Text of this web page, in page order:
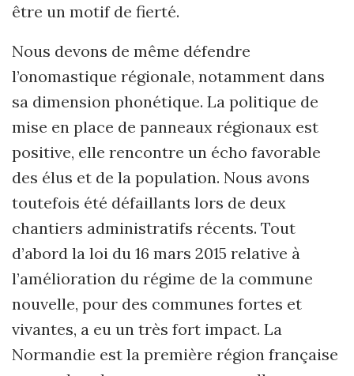
être un motif de fierté.
Nous devons de même défendre
l’onomastique régionale, notamment dans
sa dimension phonétique. La politique de
mise en place de panneaux régionaux est
positive, elle rencontre un écho favorable
des élus et de la population. Nous avons
toutefois été défaillants lors de deux
chantiers administratifs récents. Tout
d’abord la loi du 16 mars 2015 relative à
l’amélioration du régime de la commune
nouvelle, pour des communes fortes et
vivantes, a eu un très fort impact. La
Normandie est la première région française